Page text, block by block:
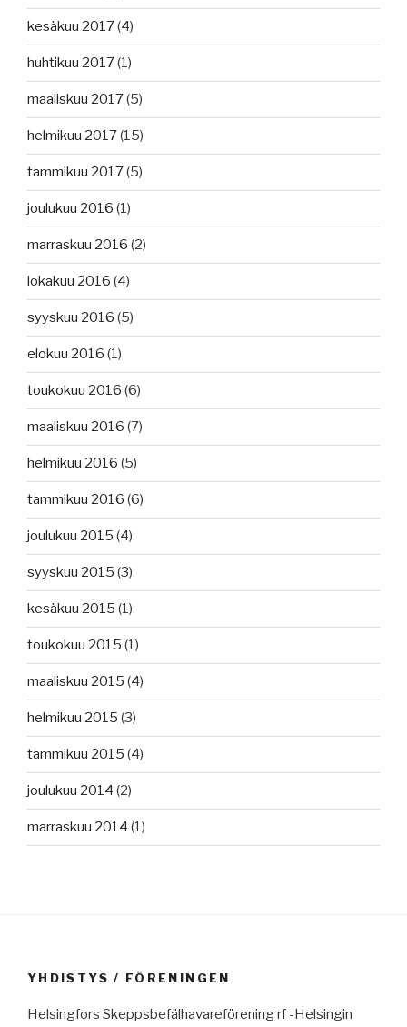
kesäkuu 2017(4)
huhtikuu 2017(1)
maaliskuu 2017(5)
helmikuu 2017(15)
tammikuu 2017(5)
joulukuu 2016 (1)
marraskuu 2016 (2)
lokakuu 2016 (4)
syyskuu 2016 (5)
elokuu 2016 (1)
toukokuu 2016 (6)
maaliskuu 2016 (7)
helmikuu 2016 (5)
tammikuu 2016 (6)
joulukuu 2015 (4)
syyskuu 2015 (3)
kesäkuu 2015 (1)
toukokuu 2015 (1)
maaliskuu 2015 (4)
helmikuu 2015 (3)
tammikuu 2015 (4)
joulukuu 2014 (2)
marraskuu 2014 (1)
YHDISTYS / FÖRENINGEN
Helsingfors Skeppsbefälhavareförening rf -Helsingin